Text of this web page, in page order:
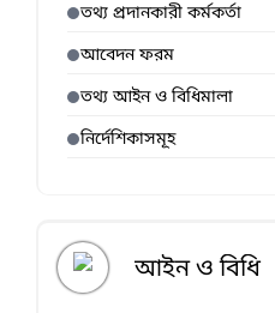
তথ্য প্রদানকারী কর্মকর্তা
আবেদন ফরম
তথ্য আইন ও বিধিমালা
নির্দেশিকাসমূহ
আইন ও বিধি